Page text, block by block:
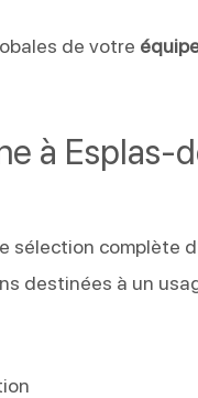
de votre
à Esplas-
sélection complète
destinées à un